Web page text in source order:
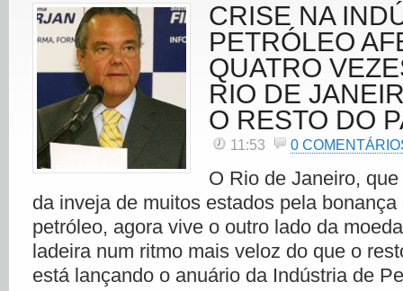
CRISE NA
PETRÓLEO
QUATRO
RIO DE
O RESTO DO
11:53 0
O Rio de Janeiro,
da inveja de muitos estados pela
petróleo, agora vive o outro lado da
ladeira num ritmo mais veloz do que o
está lançando o anuário da Indústria de